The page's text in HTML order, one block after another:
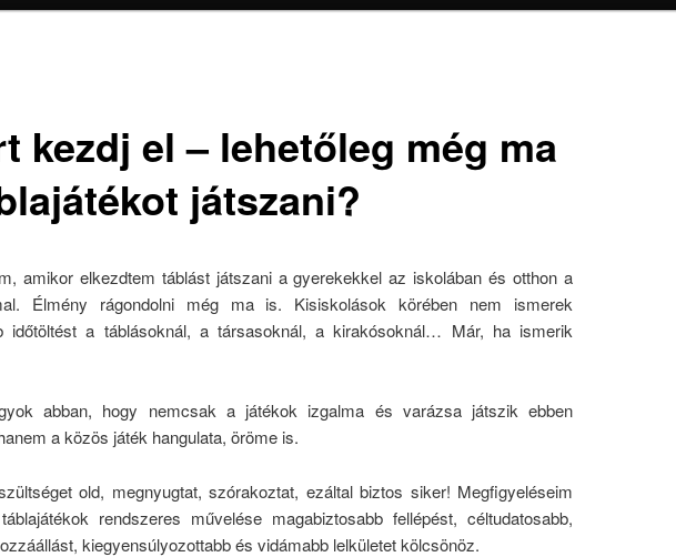
kezdj el – lehetőleg még ma
játszani?
amikor elkezdtem táblást játszani a gyerekekkel az iskolában és otthon a
Élmény rágondolni még ma is. Kisiskolások körében nem ismerek
időtöltést a táblásoknál, a társasoknál, a kirakósoknál… Már, ha ismerik
abban, hogy nemcsak a játékok izgalma és varázsa játszik ebben
a közös játék hangulata, öröme is.
old, megnyugtat, szórakoztat, ezáltal biztos siker! Megfigyeléseim
rendszeres művelése magabiztosabb fellépést, céltudatosabb,
kiegyensúlyozottabb és vidámabb lelkületet kölcsönöz.